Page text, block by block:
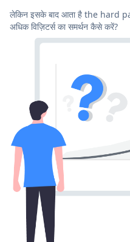
लेकिन इसके बाद आता है the hard
अधिक विज़िटर्स का समर्थन कैसे करें?